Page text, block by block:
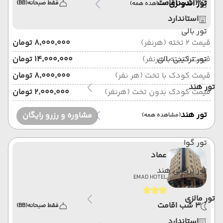
تور اندونزی(مشاهده همه)
تور بالی
تور ترکیبی بالی
تور هند
تور هند(مشاهده همه)
تور گوا
تور ترکیبی هند
تور مالزی
3 شب اقامت فقط صبحانه(BB)
استاندارد
قیمت 2 تخته (هرنفر)
۸٬۰۰۰٬۰۰۰ تومان
قیمت 1 تخته (هرنفر)
۱۴٬۰۰۰٬۰۰۰ تومان
قیمت کودک با تخت (هر نفر)
۸٬۰۰۰٬۰۰۰ تومان
قیمت کودک بدون تخت (هرنفر)
۲٬۰۰۰٬۰۰۰ تومان
مشاوره و رزرو رایگان
عماد
EMAD HOTEL
3 شب اقامت فقط صبحانه(BB)